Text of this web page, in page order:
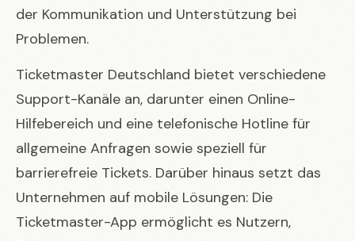
der Kommunikation und Unterstützung bei
Problemen.
Ticketmaster Deutschland bietet verschiedene
Support-Kanäle an, darunter einen Online-
Hilfebereich und eine telefonische Hotline für
allgemeine Anfragen sowie speziell für
barrierefreie Tickets. Darüber hinaus setzt das
Unternehmen auf mobile Lösungen: Die
Ticketmaster-App ermöglicht es Nutzern,